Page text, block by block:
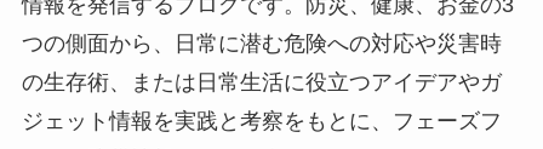
情報を発信するブログです。防災、健康、お金の3
つの側面から、日常に潜む危険への対応や災害時
の生存術、または日常生活に役立つアイデアやガ
ジェット情報を実践と考察をもとに、フェーズフ